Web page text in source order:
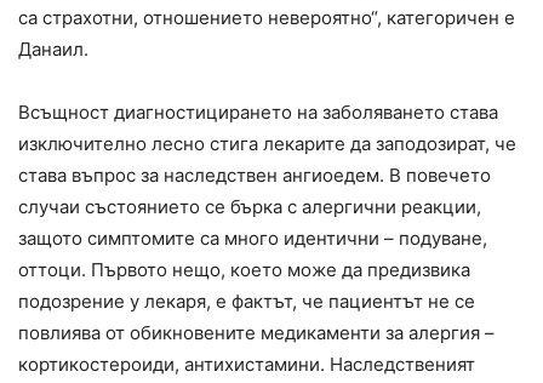
са страхотни, отношението невероятно“, категоричен е
Данаил.
Всъщност диагностицирането на заболяването става
изключително лесно стига лекарите да заподозират, че
става въпрос за наследствен ангиоедем. В повечето
случаи състоянието се бърка с алергични реакции,
защото симптомите са много идентични – подуване,
оттоци. Първото нещо, което може да предизвика
подозрение у лекаря, е фактът, че пациентът не се
повлиява от обикновените медикаменти за алергия –
кортикостероиди, антихистамини. Наследственият